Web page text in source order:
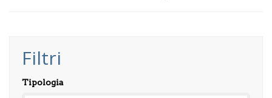
Filtri
Tipologia